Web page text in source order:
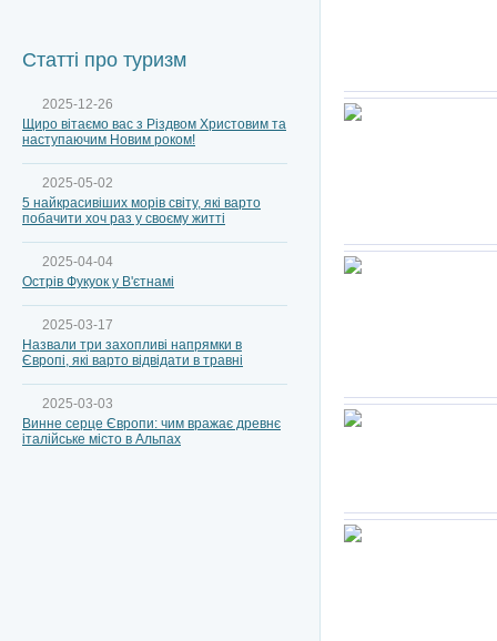
Статті про туризм
2025-12-26
Щиро вітаємо вас з Різдвом Христовим та
наступаючим Новим роком!
2025-05-02
5 найкрасивіших морів світу, які варто
побачити хоч раз у своєму житті
2025-04-04
Острів Фукуок у В'єтнамі
2025-03-17
Назвали три захопливі напрямки в
Європі, які варто відвідати в травні
2025-03-03
Винне серце Європи: чим вражає древнє
італійське місто в Альпах